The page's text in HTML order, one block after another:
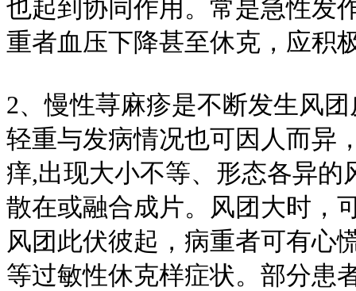
也起到协同作用。常是急性发
重者血压下降甚至休克，应积
2、慢性荨麻疹是不断发生风
轻重与发病情况也可因人而异
痒,出现大小不等、形态各异
散在或融合成片。风团大时，
风团此伏彼起，病重者可有心
等过敏性休克样症状。部分患